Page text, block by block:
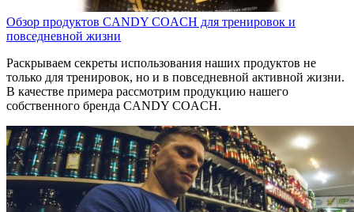
Обзор продуктов CANDY COACH для тренировок и
повседневной жизни
Раскрываем секреты использования наших продуктов не
только для тренировок, но и в повседневной активной жизни.
В качестве примера рассмотрим продукцию нашего
собственного бренда CANDY COACH.